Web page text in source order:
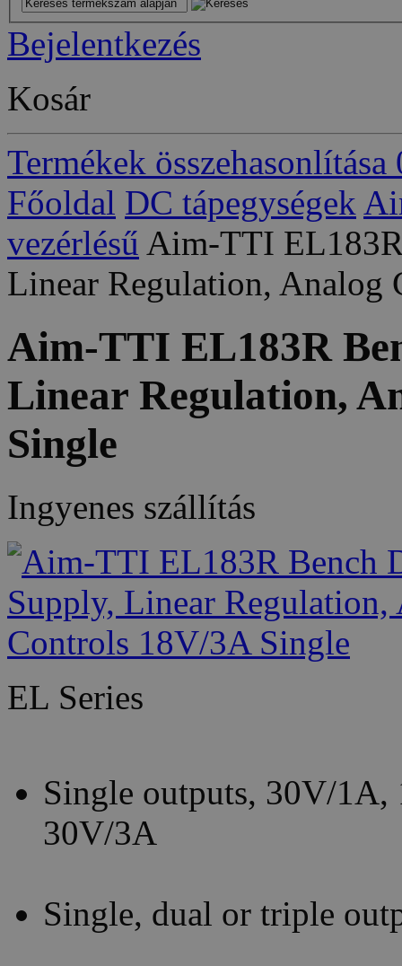
Bejelentkezés
Kosár
Termékek összehasonlítása
Főoldal DC tápegységek
vezérlésű Aim-TTI
Linear Regulation, Analog
Aim-TTI EL183R
Linear Regulation,
Single
Ingyenes szállítás
EL Series
Single outputs, 30V/
30V/3A
Single, dual or triple